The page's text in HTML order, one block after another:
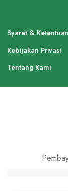
Syarat & Ketentuan
Kebijakan Privasi
Tentang Kami